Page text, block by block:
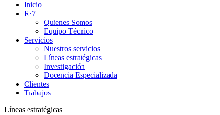
Inicio
R·7
Quienes Somos
Equipo Técnico
Servicios
Nuestros servicios
Líneas estratégicas
Investigación
Docencia Especializada
Clientes
Trabajos
Líneas estratégicas